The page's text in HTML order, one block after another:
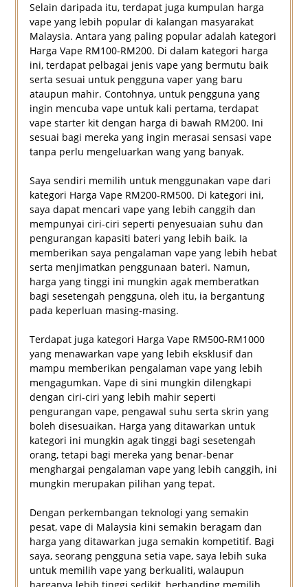
Selain daripada itu, terdapat juga kumpulan harga
vape yang lebih popular di kalangan masyarakat
Malaysia. Antara yang paling popular adalah kategori
Harga Vape RM100-RM200. Di dalam kategori harga
ini, terdapat pelbagai jenis vape yang bermutu baik
serta sesuai untuk pengguna vaper yang baru
ataupun mahir. Contohnya, untuk pengguna yang
ingin mencuba vape untuk kali pertama, terdapat
vape starter kit dengan harga di bawah RM200. Ini
sesuai bagi mereka yang ingin merasai sensasi vape
tanpa perlu mengeluarkan wang yang banyak.
Saya sendiri memilih untuk menggunakan vape dari
kategori Harga Vape RM200-RM500. Di kategori ini,
saya dapat mencari vape yang lebih canggih dan
mempunyai ciri-ciri seperti penyesuaian suhu dan
pengurangan kapasiti bateri yang lebih baik. Ia
memberikan saya pengalaman vape yang lebih hebat
serta menjimatkan penggunaan bateri. Namun,
harga yang tinggi ini mungkin agak memberatkan
bagi sesetengah pengguna, oleh itu, ia bergantung
pada keperluan masing-masing.
Terdapat juga kategori Harga Vape RM500-RM1000
yang menawarkan vape yang lebih eksklusif dan
mampu memberikan pengalaman vape yang lebih
mengagumkan. Vape di sini mungkin dilengkapi
dengan ciri-ciri yang lebih mahir seperti
pengurangan vape, pengawal suhu serta skrin yang
boleh disesuaikan. Harga yang ditawarkan untuk
kategori ini mungkin agak tinggi bagi sesetengah
orang, tetapi bagi mereka yang benar-benar
menghargai pengalaman vape yang lebih canggih, ini
mungkin merupakan pilihan yang tepat.
Dengan perkembangan teknologi yang semakin
pesat, vape di Malaysia kini semakin beragam dan
harga yang ditawarkan juga semakin kompetitif. Bagi
saya, seorang pengguna setia vape, saya lebih suka
untuk memilih vape yang berkualiti, walaupun